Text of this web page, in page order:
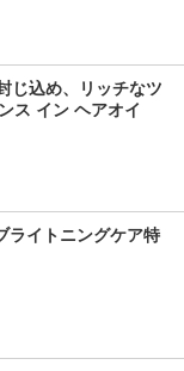
じ込め、リッチなツ
ス イン ヘアオイ
ライトニングケア特